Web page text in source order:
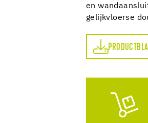
en
gelijkvloerse